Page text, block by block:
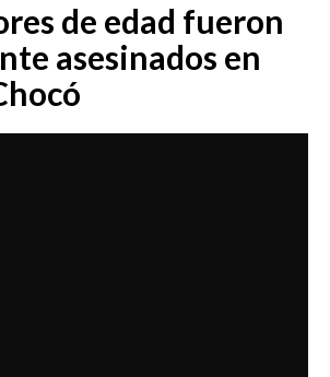
12:30 PM
7:00 PM
de edad fueron
asesinados en